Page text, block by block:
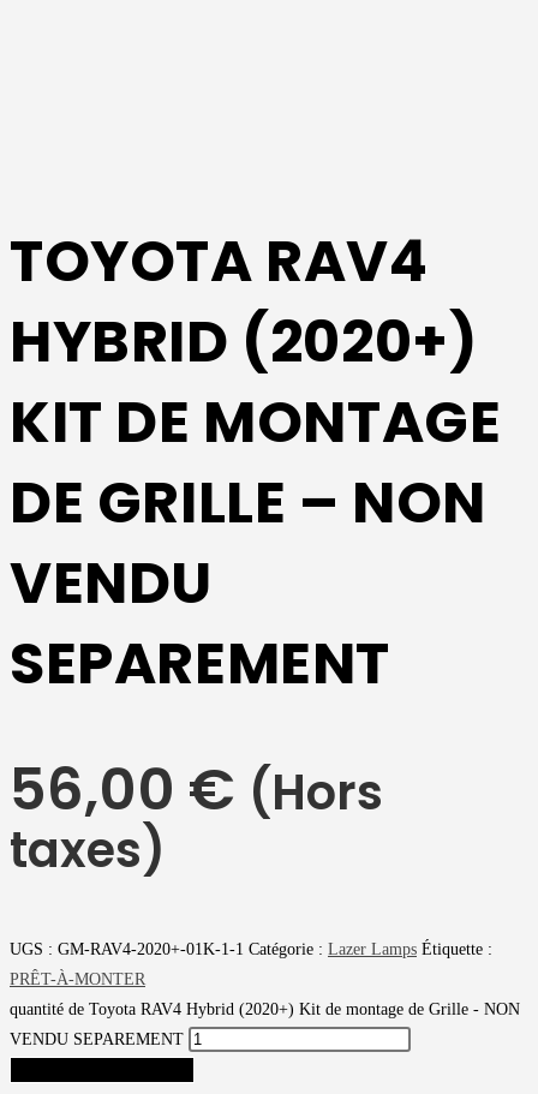
TOYOTA RAV4
HYBRID (2020+)
KIT DE MONTAGE
DE GRILLE – NON
VENDU
SEPAREMENT
56,00 € (Hors
taxes)
UGS : GM-RAV4-2020+-01K-1-1 Catégorie : Lazer Lamps Étiquette :
PRÊT-À-MONTER
quantité de Toyota RAV4 Hybrid (2020+) Kit de montage de Grille - NON
VENDU SEPAREMENT